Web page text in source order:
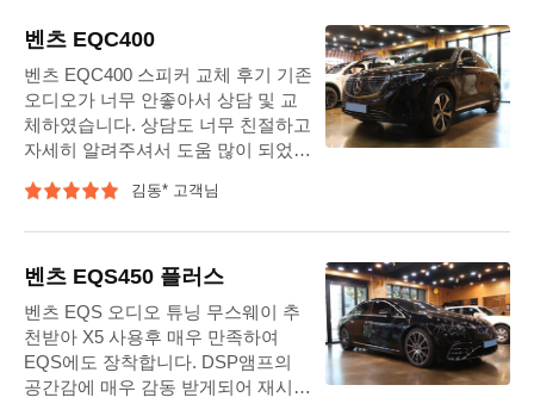
벤츠 EQC400
벤츠 EQC400 스피커 교체 후기 기존
오디오가 너무 안좋아서 상담 및 교
체하였습니다. 상담도 너무 친절하고
자세히 알려주셔서 도움 많이 되었습
합니다.
김동* 고객님
벤츠 EQS450 플러스
벤츠 EQS 오디오 튜닝 무스웨이 추
천받아 X5 사용후 매우 만족하여
EQS에도 장착합니다. DSP앰프의
공간감에 매우 감동 받게되어 재시공